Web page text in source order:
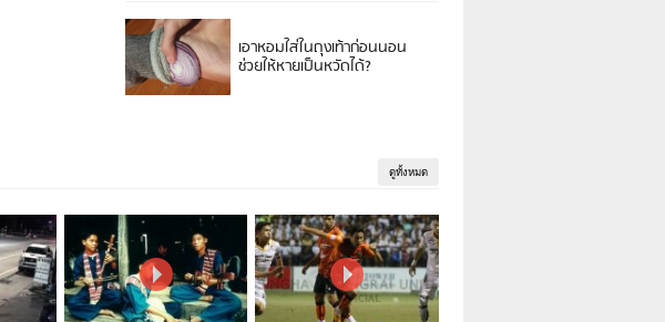
เอาหอมใส่ในถุงเท้าก่อนนอน
ช่วยให้หายเป็นหวัดได้?
ดูทั้งหมด